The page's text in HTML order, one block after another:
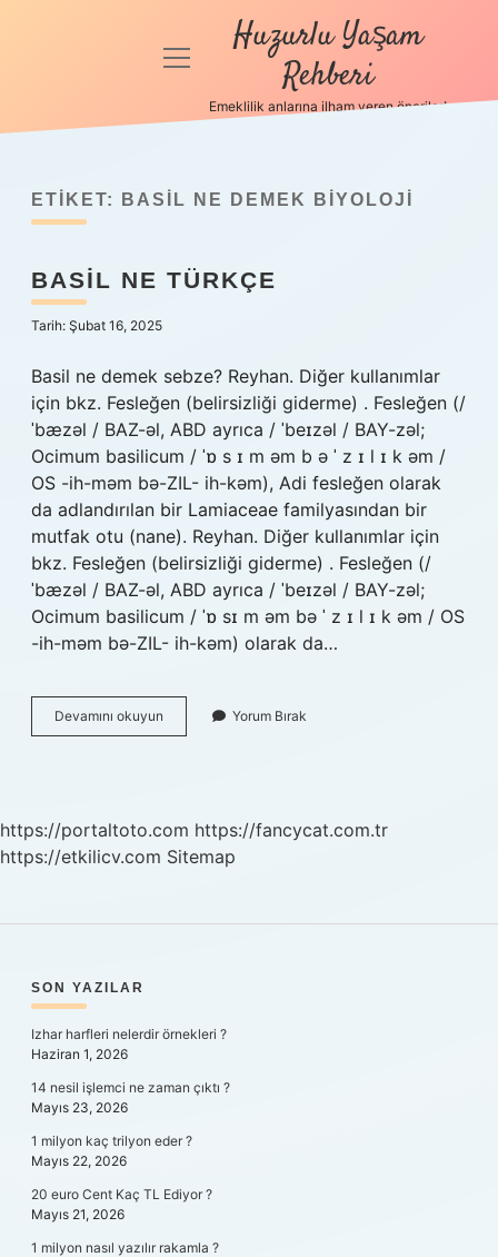
Anasayfa
Politikası
Hakkımızda
menüyü
Huzurlu Yaşam
Rehberi
Emeklilik anlarına ilham veren öneriler!
ETIKET: BASIL NE DEMEK BIYOLOJI
BASIL NE TÜRKÇE
Tarih: Şubat 16, 2025
Basil ne demek sebze? Reyhan. Diğer kullanımlar
için bkz. Fesleğen (belirsizliği giderme) . Fesleğen (/
ˈbæzəl / BAZ-əl, ABD ayrıca / ˈbeɪzəl / BAY-zəl;
Ocimum basilicum / ˈɒ s ɪ m əm b ə ˈ z ɪ l ɪ k əm /
OS -ih-məm bə-ZIL- ih-kəm), Adi fesleğen olarak
da adlandırılan bir Lamiaceae familyasından bir
mutfak otu (nane). Reyhan. Diğer kullanımlar için
bkz. Fesleğen (belirsizliği giderme) . Fesleğen (/
ˈbæzəl / BAZ-əl, ABD ayrıca / ˈbeɪzəl / BAY-zəl;
Ocimum basilicum / ˈɒ sɪ m əm bə ˈ z ɪ l ɪ k əm / OS
-ih-məm bə-ZIL- ih-kəm) olarak da…
Devamını okuyun
Ne
Yorum Bırak
https://portaltoto.com https://fancycat.com.tr
https://etkilicv.com Sitemap
SIDEBAR
SON YAZILAR
Izhar harfleri nelerdir örnekleri ?
Haziran 1, 2026
14 nesil işlemci ne zaman çıktı ?
Mayıs 23, 2026
1 milyon kaç trilyon eder ?
Mayıs 22, 2026
20 euro Cent Kaç TL Ediyor ?
Mayıs 21, 2026
1 milyon nasıl yazılır rakamla ?